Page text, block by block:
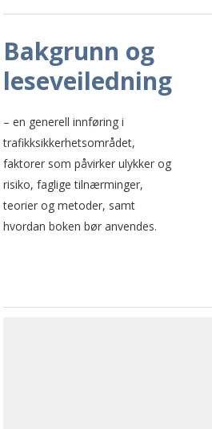
Bakgrunn og
leseveiledning
– en generell innføring i
trafikksikkerhetsområdet,
faktorer som påvirker ulykker og
risiko, faglige tilnærminger,
teorier og metoder, samt
hvordan boken bør anvendes.